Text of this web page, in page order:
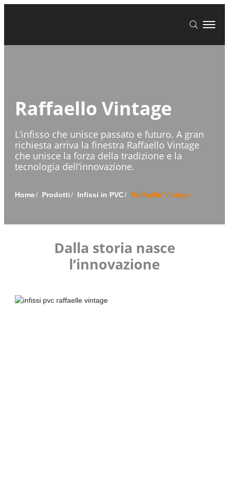
Raffaello Vintage
L’infisso che unisce passato e futuro. A gran
richiesta arriva la finestra Raffaello Vintage
che unisce la forza della tradizione e la
tecnologia dell’innovazione.
Home Prodotti Infissi in PVC Raffaello Vintage
Dalla storia nasce
l’innovazione